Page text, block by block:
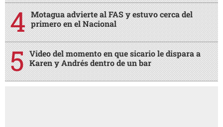
Motagua advierte al FAS y estuvo cerca del
primero en el Nacional
Video del momento en que sicario le dispara a
Karen y Andrés dentro de un bar